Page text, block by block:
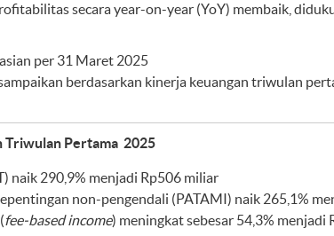
secara year-on-year (YoY) membaik,
per 31 Maret 2025
berdasarkan kinerja keuangan triwulan
Triwulan Pertama 2025
naik 290,9% menjadi Rp506 miliar
non-pengendali (PATAMI) naik 265,1%
fee-based income) meningkat sebesar 54,3%